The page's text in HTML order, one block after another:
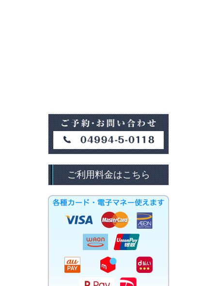
ご利用料金はこちら